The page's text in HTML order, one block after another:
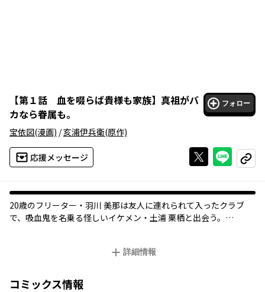
【第１話 血を啜らば貴様も家族】 真祖がバ
カなら眷属も。
フォロー
宝依図(漫画) /亥浦伊兵衛(原作)
応援メッセージ Xで投稿する
ライン
コピー
20歳のフリーター・羽川 美那は友人に連れられて入ったクラブ
で、吸血鬼を名乗る怪しいイケメン・土浦 栗栖と出会う。
鬼の漫画』、超パワーアップして再びニコニコとコミックウォー
詳細情報
コミックス情報